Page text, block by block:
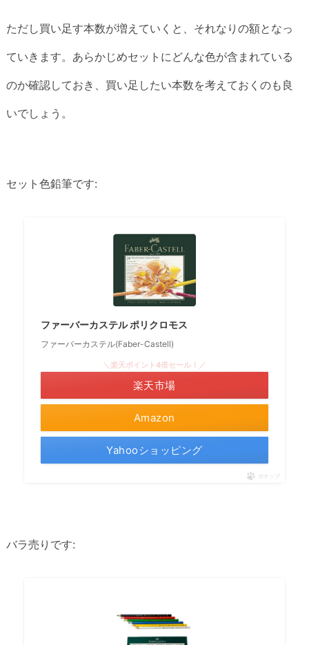
ただし買い足す本数が増えていくと、それなりの額となっ
ていきます。あらかじめセットにどんな色が含まれている
のか確認しておき、買い足したい本数を考えておくのも良
いでしょう。
セット色鉛筆です:
ファーバーカステル ポリクロモス
ファーバーカステル(Faber-Castell)
Amazon
＼楽天ポイント4倍セール！／
楽天市場
Yahooショッピング
ポチップ
バラ売りです: